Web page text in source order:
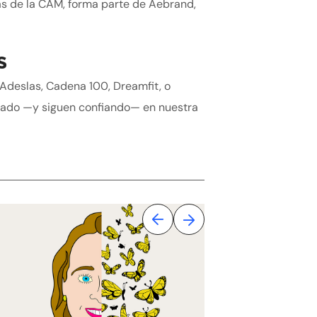
de la CAM, forma parte de Aebrand,
Cadena 100, Dreamfit, o
—y siguen confiando— en nuestra